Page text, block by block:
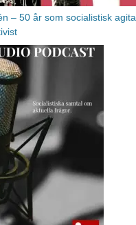
– 50 år som socialistisk